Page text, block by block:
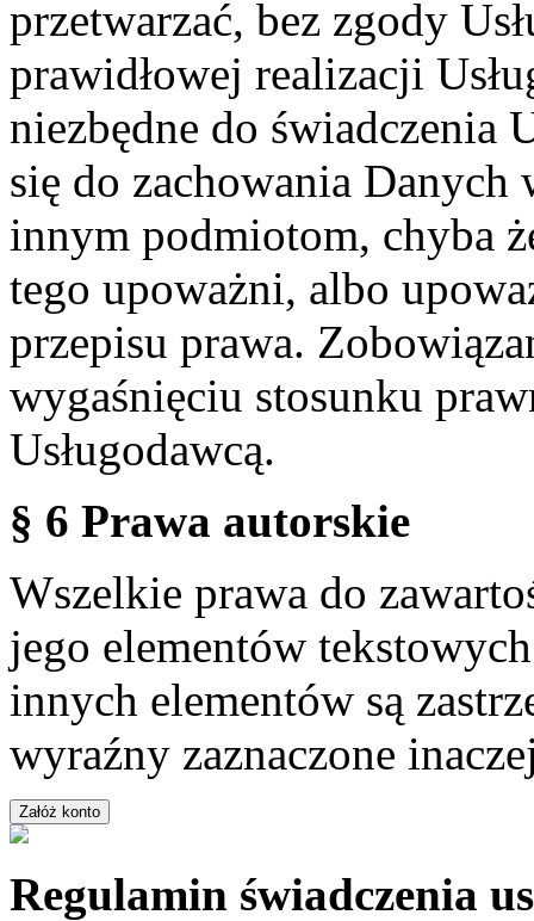
przetwarzać, bez zgody
prawidłowej realizacji
niezbędne do świadczenia
się do zachowania
innym podmiotom, chyba
tego upoważni, albo
przepisu prawa.
wygaśnięciu stosunku
Usługodawcą.
§ 6 Prawa autorskie
Wszelkie prawa do
jego elementów
innych elementów są
wyraźny zaznaczone
Regulamin świadczenia